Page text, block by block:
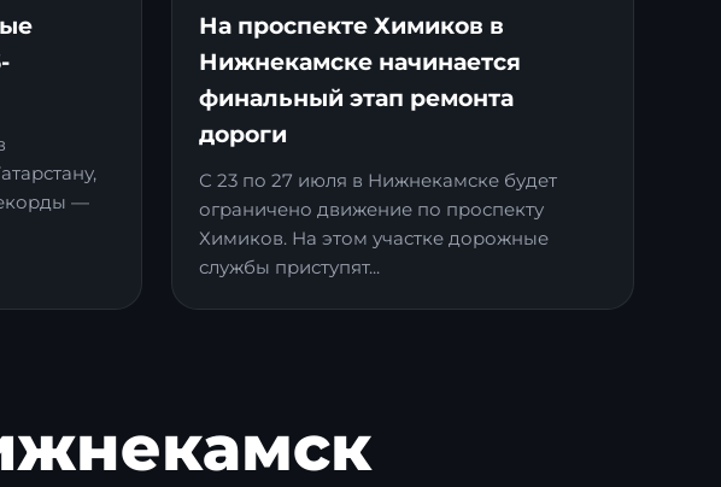
—
На проспекте Химиков в
Нижнекамске начинается
финальный этап ремонта
дороги
С 23 по 27 июля в Нижнекамске будет
ограничено движение по проспекту
Химиков. На этом участке дорожные
службы приступят...